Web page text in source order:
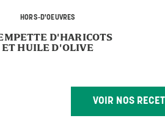
HORS-D'OEUVRES
D'HARICOTS
ET HUILE D'OLIVE
VOIR NOS